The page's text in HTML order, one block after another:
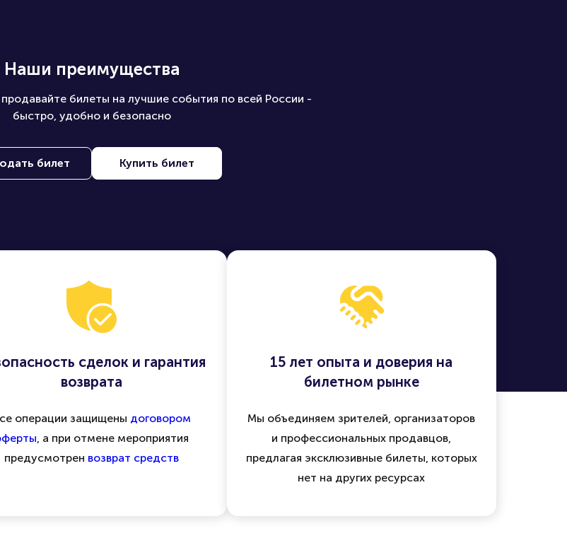
Наши преимущества
билеты на лучшие события по всей России -
быстро, удобно и безопасно
билет Купить билет
сделок и гарантия
возврата
операции защищены договором
, а при отмене мероприятия
предусмотрен возврат средств
15 лет опыта и доверия на
билетном рынке
Мы объединяем зрителей, организаторов
и профессиональных продавцов,
предлагая эксклюзивные билеты, которых
нет на других ресурсах